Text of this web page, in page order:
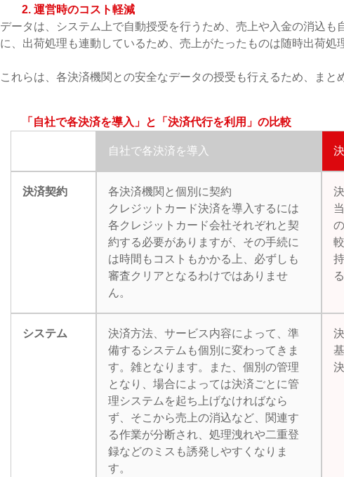
2. 運営時のコスト軽減
データは、システム上で自動授受を行うため、売上や入金の消込
に、出荷処理も連動しているため、売上がたったものは随時出荷処
これらは、各決済機関との安全なデータの授受も行えるため、まと
「自社で各決済を導入」と「決済代行を利用」の比較
自社で各決済を導入
決済契約
各決済機関と個別に契約
クレジットカード決済を導入するには
各クレジットカード会社それぞれと契
約する必要がありますが、その手続に
は時間もコストもかかる上、必ずしも
審査クリアとなるわけではありませ
ん。
システム
決済方法、サービス内容によって、準
備するシステムも個別に変わってきま
す。雑となります。また、個別の管理
となり、場合によっては決済ごとに管
理システムを起ち上げなければなら
ず、そこから売上の消込など、関連す
る作業が分断され、処理洩れや二重登
録などのミスも誘発しやすくなりま
す。